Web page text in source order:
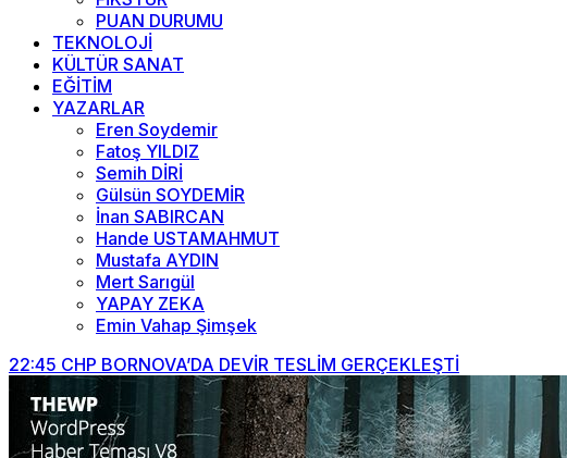
PUAN DURUMU
TEKNOLOJİ
KÜLTÜR SANAT
EĞİTİM
YAZARLAR
Eren Soydemir
Fatoş YILDIZ
Semih DİRİ
Gülsün SOYDEMİR
İnan SABIRCAN
Hande USTAMAHMUT
Mustafa AYDIN
Mert Sarıgül
YAPAY ZEKA
Emin Vahap Şimşek
22:45 CHP BORNOVA’DA DEVİR TESLİM GERÇEKLEŞTİ